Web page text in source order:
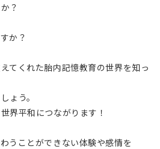
？
か？
てくれた胎内記憶教育の世界を知っ
ょう。
界平和につながります！
うことができない体験や感情を